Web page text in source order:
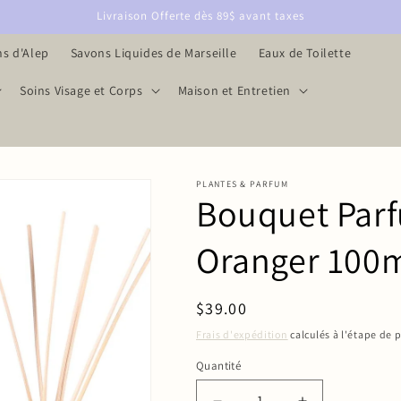
Livraison Offerte dès 89$ avant taxes
d'Alep Savons Liquides de Marseille Eaux de Toilette
Soins Visage et Corps Maison et Entretien
PLANTES & PARFUM
Bouquet
Oranger
Prix
habituel
$39.00
Frais d'expédition calculés à l'étape de
Quantité
Quantité